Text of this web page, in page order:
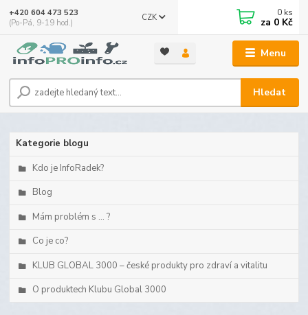
Menu
CZK
Hledat
+420 604 473 523
(Po-Pá, 9-19 hod.)
0 ks
za 0 Kč
Kategorie blogu
Kdo je InfoRadek?
Blog
Mám problém s ... ?
Co je co?
KLUB GLOBAL 3000 – české produkty pro zdraví a vitalitu
O produktech Klubu Global 3000